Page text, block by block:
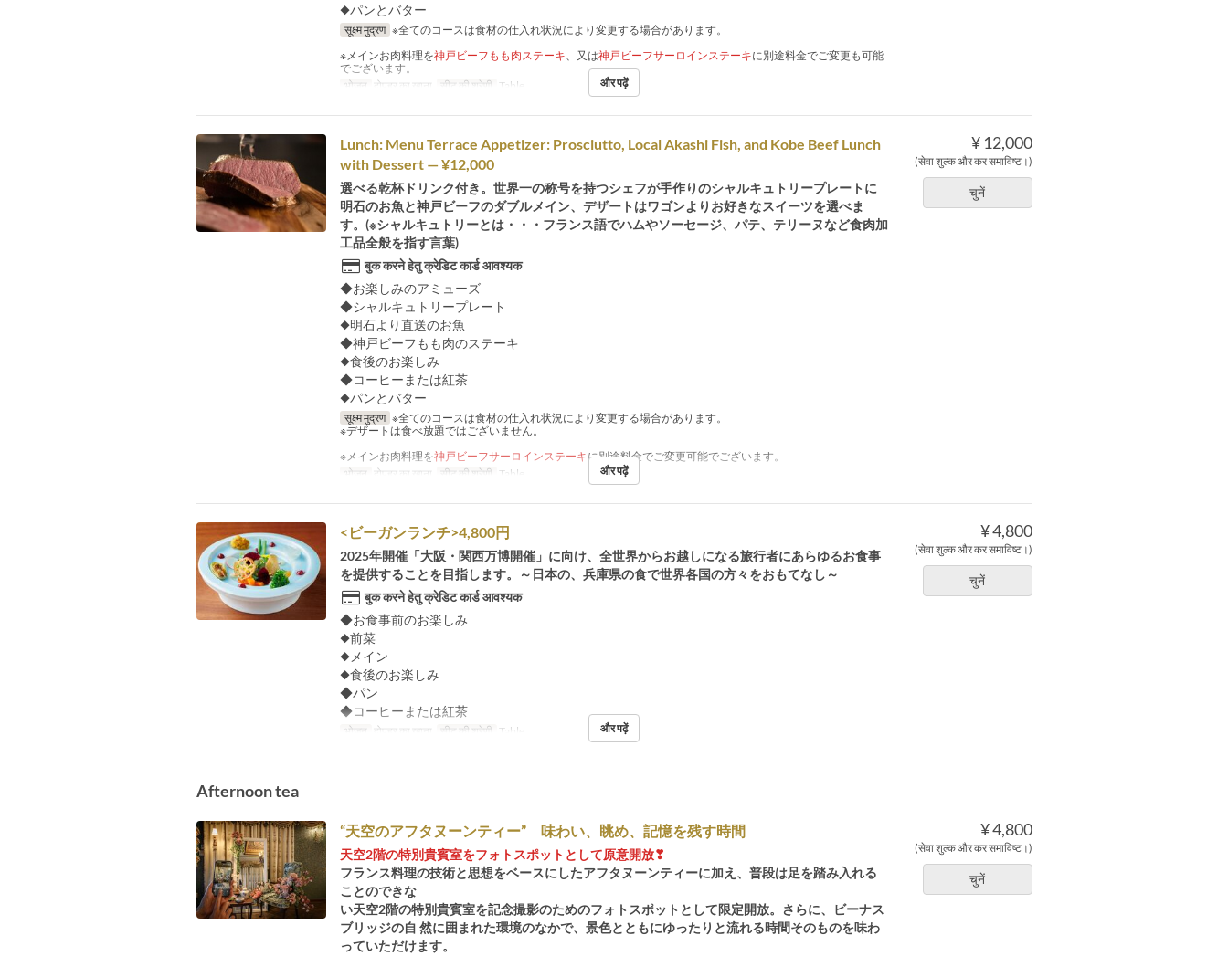
◆パンとバター
सूक्ष्म मुद्रण ※全てのコースは食材の仕入れ状況により変更する場合があります。
※メインお肉料理を神戸ビーフもも肉ステーキ、又は神戸ビーフサーロインステーキに別途料金でご変更も可能
でございます。
भोजन
दोपहर का खाना सीट की श्रेणी Table और पढ़ें
¥ 12,000
(सेवा शुल्क और कर समाविष्ट।)
चुनें
Lunch: Menu Terrace Appetizer: Prosciutto, Local Akashi Fish, and Kobe Beef Lunch
with Dessert — ¥12,000
選べる乾杯ドリンク付き。世界一の称号を持つシェフが手作りのシャルキュトリープレートに
明石のお魚と神戸ビーフのダブルメイン、デザートはワゴンよりお好きなスイーツを選べま
す。(※シャルキュトリーとは・・・フランス語でハムやソーセージ、パテ、テリーヌなど食肉加
工品全般を指す言葉)
बुक करने हेतु क्रेडिट कार्ड आवश्यक
◆お楽しみのアミューズ
◆シャルキュトリープレート
◆明石より直送のお魚
◆神戸ビーフもも肉のステーキ
◆食後のお楽しみ
◆コーヒーまたは紅茶
◆パンとバター
सूक्ष्म मुद्रण ※全てのコースは食材の仕入れ状況により変更する場合があります。
※デザートは食べ放題ではございません。
※メインお肉料理を神戸ビーフサーロインステーキに別途料金でご変更可能でございます。
भोजन
दोपहर का खाना सीट की श्रेणी Table और पढ़ें
¥ 4,800
(सेवा शुल्क और कर समाविष्ट।)
चुनें
<ビーガンランチ>4,800円
2025年開催「大阪・関西万博開催」に向け、全世界からお越しになる旅行者にあらゆるお食事
を提供することを目指します。～日本の、兵庫県の食で世界各国の方々をおもてなし～
बुक करने हेतु क्रेडिट कार्ड आवश्यक
◆お食事前のお楽しみ
◆前菜
◆メイン
◆食後のお楽しみ
◆パン
◆コーヒーまたは紅茶
भोजन दोपहर का खाना सीट की श्रेणी Table और पढ़ें
Afternoon tea
¥ 4,800
(सेवा शुल्क और कर समाविष्ट।)
चुनें
“天空のアフタヌーンティー” 味わい、眺め、記憶を残す時間
天空2階の特別貴賓室をフォトスポットとして原意開放❣
フランス料理の技術と思想をベースにしたアフタヌーンティーに加え、普段は⾜を踏み⼊れる
ことのできな
い天空2階の特別貴賓室を記念撮影のためのフォトスポットとして限定開放。さらに、ビーナス
ブリッジの⾃ 然に囲まれた環境のなかで、景⾊とともにゆったりと流れる時間そのものを味わ
っていただけます。